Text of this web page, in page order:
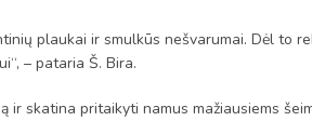
plaukai ir smulkūs nešvarumai. Dėl to
– pataria Š. Bira.
ir skatina pritaikyti namus mažiausiems